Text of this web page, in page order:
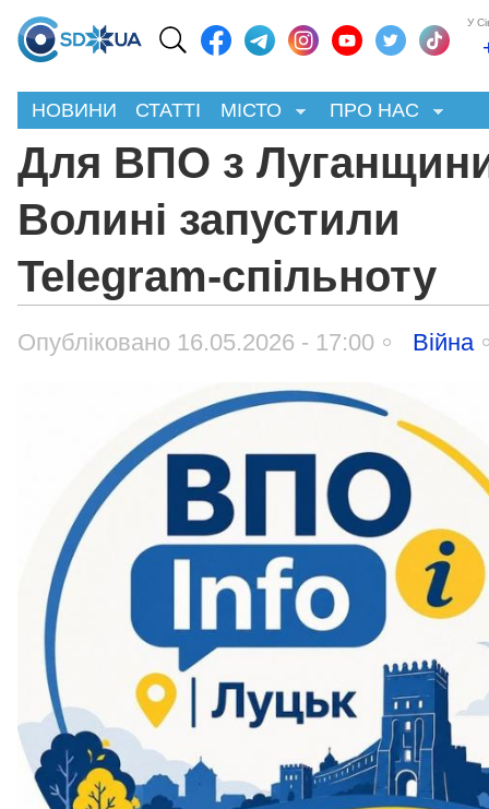
У
НОВИНИ СТАТТІ МІСТО ПРО НАС
Для ВПО з
Волині запустили
Telegram-спільноту
Опубліковано 16.05.2026 - 17:00 Війна